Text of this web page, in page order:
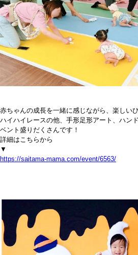
赤ちゃんの成長を一緒に感じながら、楽しい
ハイハイレースの他、手形足形アート、ハン
ベント盛りだくさんです！
詳細はこちらから
▼
https://saitama-mama.com/event/6563/